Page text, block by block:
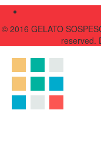
© 2016 GELATO
reserved.